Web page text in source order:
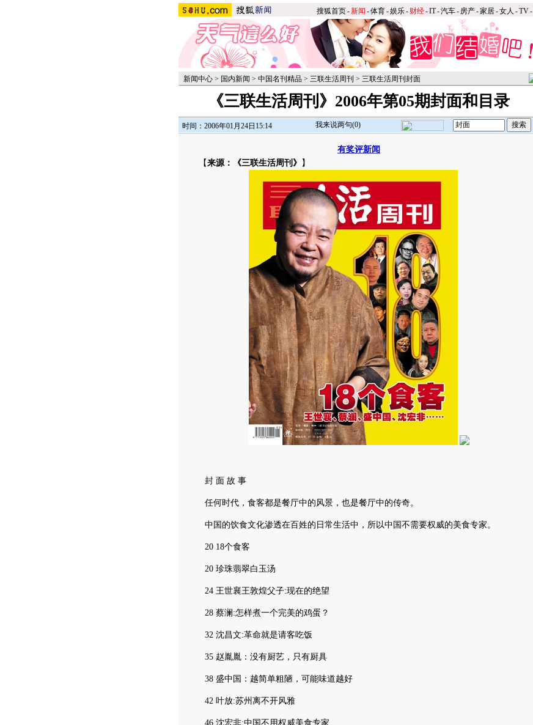
搜狐首页-新闻 -体育-娱乐- 财经-IT-汽车- 房产-家居-女人 -TV-
新闻中心 > 国内新闻 > 中国名刊精品 > 三联生活周刊 > 三联生活周刊封面
《三联生活周刊》2006年第05期封面和目录
时间：2006年01月24日15:14 我来说两句(0)
有奖评新闻
【来源：《三联生活周刊》 】
封 面 故 事
任何时代，食客都是餐厅中的风景，也是餐厅中的传奇。
中国的饮食文化渗透在百姓的日常生活中，所以中国不需要权威的美食专家。
20 18个食客
20 珍珠翡翠白玉汤
24 王世襄王敦煌父子:现在的绝望
28 蔡澜:怎样煮一个完美的鸡蛋？
32 沈昌文:革命就是请客吃饭
35 赵胤胤：没有厨艺，只有厨具
38 盛中国：越简单粗陋，可能味道越好
42 叶放:苏州离不开风雅
46 沈宏非:中国不用权威美食专家